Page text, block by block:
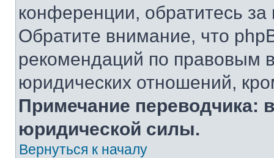
конференции, обратитесь
Обратите внимание, что
рекомендаций по правовым
юридических отношений,
Примечание переводчика:
юридической силы.
Вернуться к началу